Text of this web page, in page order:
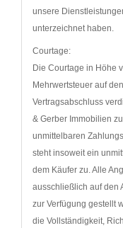
unsere
unterzeichnet haben.
Courtage:
Die Courtage in Höhe
Mehrwertsteuer auf
Vertragsabschluss
& Gerber Immobilien
unmittelbaren
steht insoweit ein
dem Käufer zu. Alle
ausschließlich auf den
zur Verfügung gestellt
die Vollständigkeit,